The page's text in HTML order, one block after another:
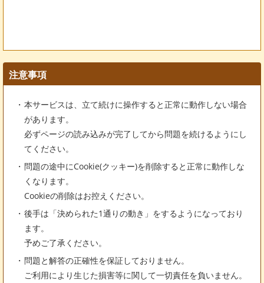
注意事項
本サービスは、立て続けに操作すると正常に動作しない場合
があります。
必ずページの読み込みが完了してから問題を続けるようにし
てください。
問題の途中にCookie(クッキー)を削除すると正常に動作しな
くなります。
Cookieの削除はお控えください。
後手は「決められた1通りの動き」をするようになっており
ます。
予めご了承ください。
問題と解答の正確性を保証しておりません。
ご利用により生じた損害等に関して一切責任を負いません。